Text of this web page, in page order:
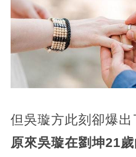
但吳璇方此刻卻爆出
原來吳璇在劉坤21